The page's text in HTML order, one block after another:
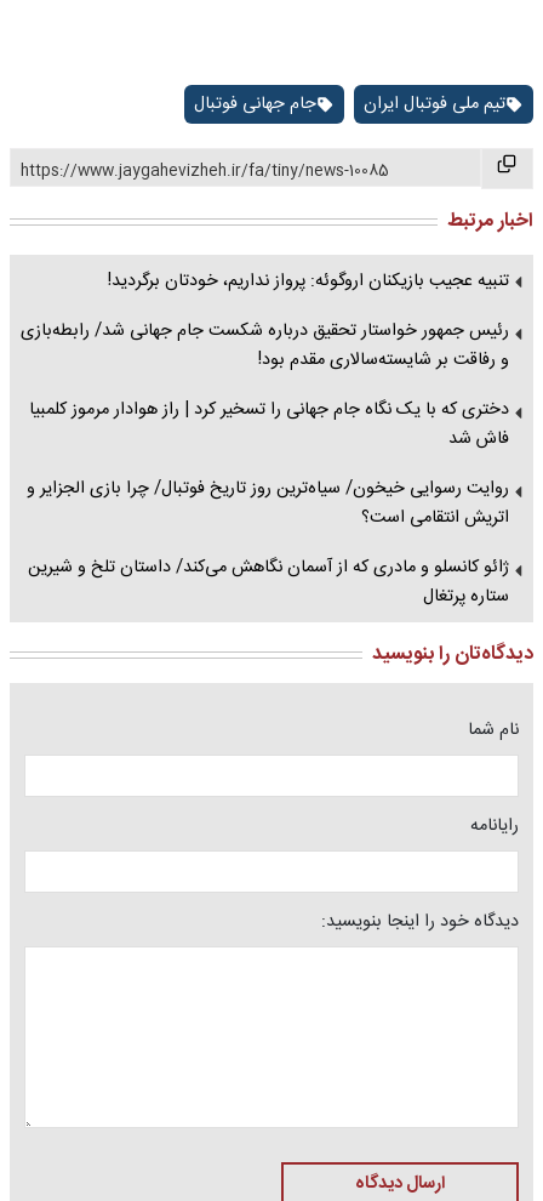
تیم ملی فوتبال ایران جام جهانی فوتبال
https://www.jaygahevizheh.ir/fa/tiny/news-10085
اخبار مرتبط
تنبیه عجیب بازیکنان اروگوئه: پرواز نداریم، خودتان برگردید!
رئیس جمهور خواستار تحقیق درباره شکست جام جهانی شد/ رابطه‌بازی
و رفاقت بر شایسته‌سالاری مقدم بود!
دختری که با یک نگاه جام جهانی را تسخیر کرد | راز هوادار مرموز کلمبیا
فاش شد
روایت رسوایی خیخون/ سیاه‌ترین روز تاریخ فوتبال/ چرا بازی الجزایر و
اتریش انتقامی است؟
ژائو کانسلو و مادری که از آسمان نگاهش می‌کند/ داستان تلخ و شیرین
ستاره پرتغال
دیدگاه‌تان را بنویسید
نام شما
رایانامه
دیدگاه خود را اینجا بنویسید:
ارسال دیدگاه